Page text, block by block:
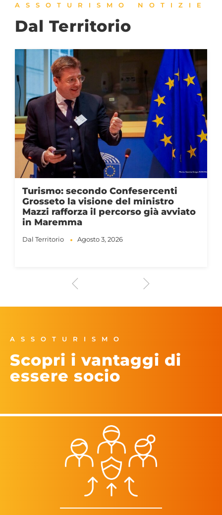
ASSOTURISMO NOTIZIE
Dal Territorio
Turismo: secondo Confesercenti
Grosseto la visione del ministro
Mazzi rafforza il percorso già avviato
in Maremma
Dal Territorio Agosto 3, 2026
ASSOTURISMO
Scopri i vantaggi di
essere socio